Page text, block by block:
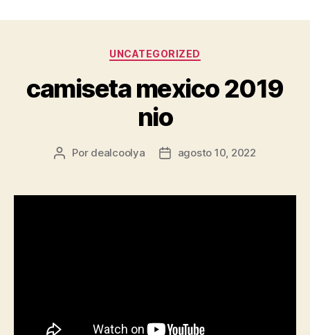
Categorías
UNCATEGORIZED
camiseta mexico 2019
nio
Autor
entrada
Por dealcoolya
Fecha
entrada
agosto 10, 2022